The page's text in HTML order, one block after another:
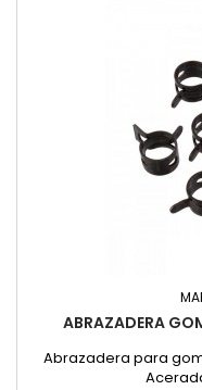
ABRAZADERA
Abrazadera para